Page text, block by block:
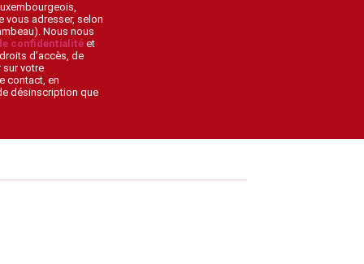
vous adresser, selon
Nous nous
confidentialitéet
d’accès, de
sur votre
contact, en
désinscription que